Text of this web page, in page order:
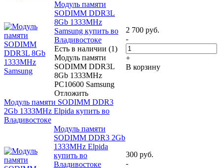
Модуль памяти
SODIMM DDR3L
8Gb 1333MHz
Samsung купить во
Владивостоке
Есть в наличии (1)
Модуль памяти
SODIMM DDR3L
8Gb 1333MHz
PC10600 Samsung
Отложить
2 700 руб.
-
+
В корзину
Модуль памяти SODIMM DDR3
2Gb 1333MHz Elpida купить во
Владивостоке
Модуль памяти
SODIMM DDR3 2Gb
1333MHz Elpida
купить во
Владивостоке
300 руб.
-